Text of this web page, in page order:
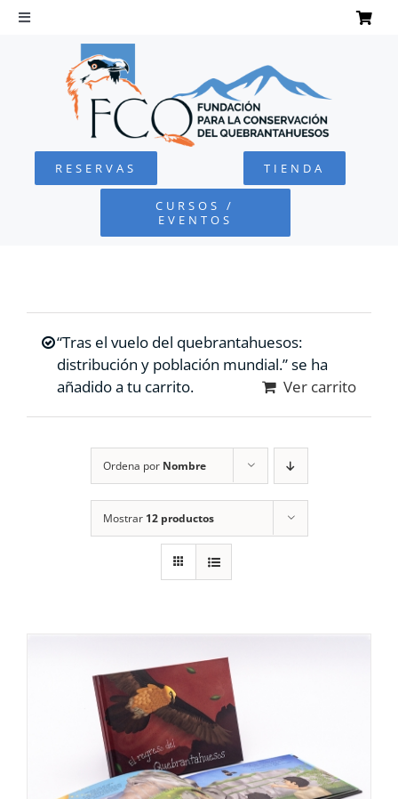
Saltar
Toggle
Navigation
QUEBRANTAHUESOS
FUNDACIÓN
COLABORA
RECURSOS
CONTACTO
RESERVAS TIENDA
CURSOS /
EVENTOS
“Tras el vuelo del quebrantahuesos:
distribución y población mundial.” se ha
añadido a tu carrito.
Ver carrito
Ordena por Nombre
Mostrar 12 productos